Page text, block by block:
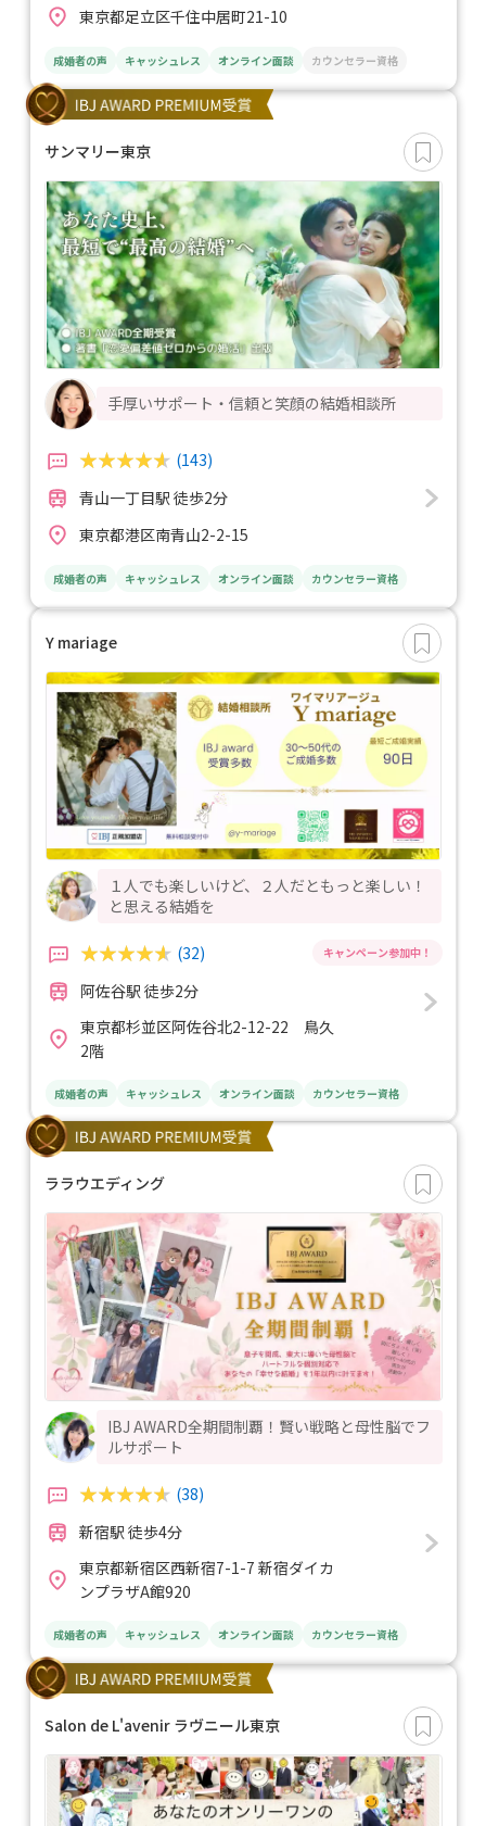
東京都足立区千住中居町21-10
成婚者の声 キャッシュレス オンライン面談 カウンセラー資格
サンマリー東京
手厚いサポート・信頼と笑顔の結婚相談所
(143)
青山一丁目駅 徒歩2分
東京都港区南青山2-2-15
成婚者の声 キャッシュレス オンライン面談 カウンセラー資格
Y mariage
１人でも楽しいけど、２人だともっと楽しい！
と思える結婚を
(32)
阿佐谷駅 徒歩2分
東京都杉並区阿佐谷北2-12-22 鳥久
2階
成婚者の声 キャッシュレス オンライン面談 カウンセラー資格
ララウエディング
IBJ AWARD全期間制覇！賢い戦略と母性脳でフ
ルサポート
(38)
新宿駅 徒歩4分
東京都新宿区西新宿7-1-7 新宿ダイカ
ンプラザA館920
成婚者の声 キャッシュレス オンライン面談 カウンセラー資格
Salon de L'avenir ラヴニール東京